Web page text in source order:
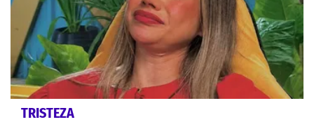
TRISTEZA